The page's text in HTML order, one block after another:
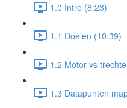
1.0 Intro (8:23)
1.1 Doelen (10:39)
1.2 Motor vs
1.3 Datapunten